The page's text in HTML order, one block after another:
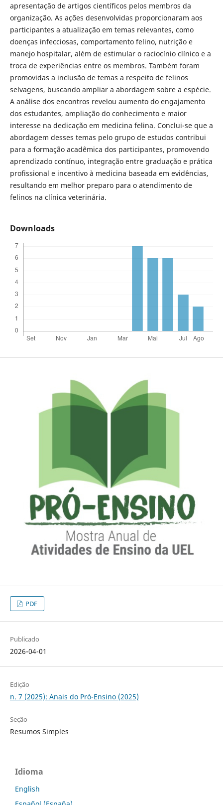
apresentação de artigos científicos pelos membros da
organização. As ações desenvolvidas proporcionaram aos
participantes a atualização em temas relevantes, como
doenças infecciosas, comportamento felino, nutrição e
manejo hospitalar, além de estimular o raciocínio clínico e a
troca de experiências entre os membros. Também foram
promovidas a inclusão de temas a respeito de felinos
selvagens, buscando ampliar a abordagem sobre a espécie.
A análise dos encontros revelou aumento do engajamento
dos estudantes, ampliação do conhecimento e maior
interesse na dedicação em medicina felina. Conclui-se que a
abordagem desses temas pelo grupo de estudos contribui
para a formação acadêmica dos participantes, promovendo
aprendizado contínuo, integração entre graduação e prática
profissional e incentivo à medicina baseada em evidências,
resultando em melhor preparo para o atendimento de
felinos na clínica veterinária.
Downloads
PDF
Publicado
2026-04-01
Edição
n. 7 (2025): Anais do Pró-Ensino (2025)
Seção
Resumos Simples
Idioma
English